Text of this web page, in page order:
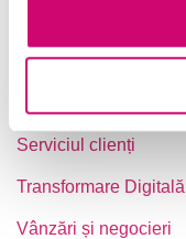
Project Management
Serviciul clienți
Transformare Digitală
Vânzări și negocieri